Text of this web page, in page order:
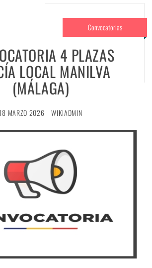
Convocatorias
4 PLAZAS
LOCAL MANILVA
(MÁLAGA)
MARZO 2026 WIKIADMIN